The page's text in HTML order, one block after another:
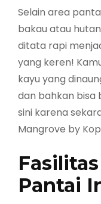
Selain area
bakau atau
ditata rapi
yang keren!
kayu yang
dan bahkan bisa
sini karena
Mangrove by
Pantai